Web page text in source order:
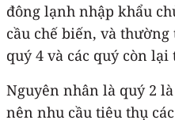
đông lạnh nhập khẩu
cầu chế biến, và thường
quý 4 và các quý còn lại
Nguyên nhân là quý 2
nên nhu cầu tiêu thụ